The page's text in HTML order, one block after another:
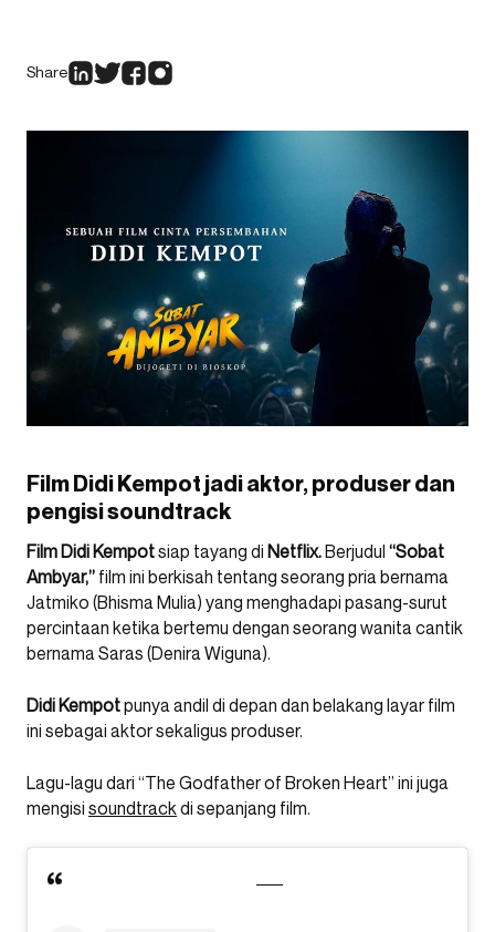
Share
Film Didi Kempot jadi aktor, produser dan
pengisi soundtrack
Film Didi Kempotsiap tayang di Netflix.Berjudul “Sobat
Ambyar,” film ini berkisah tentang seorang pria bernama
Jatmiko (Bhisma Mulia) yang menghadapi pasang-surut
percintaan ketika bertemu dengan seorang wanita cantik
bernama Saras (Denira Wiguna).
Didi Kempotpunya andil di depan dan belakang layar film
ini sebagai aktor sekaligus produser.
Lagu-lagu dari “The Godfather of Broken Heart” ini juga
mengisi soundtrack di sepanjang film.